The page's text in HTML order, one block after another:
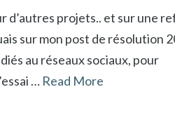
d’autres projets.. et sur une
sur mon post de résolution
au réseaux sociaux, pour
… Read More